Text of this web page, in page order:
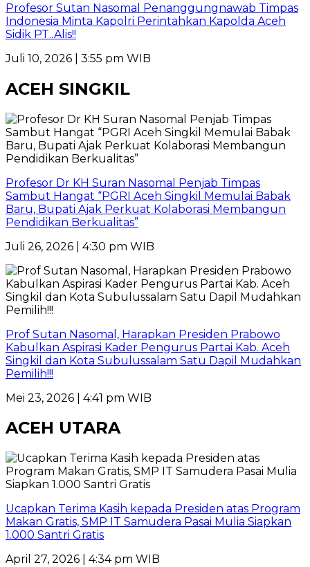
Profesor Sutan Nasomal Penanggungnawab Timpas
Indonesia Minta Kapolri Perintahkan Kapolda Aceh
Sidik PT..Alis!!
Juli 10, 2026 | 3:55 pm WIB
ACEH SINGKIL
Profesor Dr KH Suran Nasomal Penjab Timpas
Sambut Hangat “PGRI Aceh Singkil Memulai Babak
Baru, Bupati Ajak Perkuat Kolaborasi Membangun
Pendidikan Berkualitas”
Juli 26, 2026 | 4:30 pm WIB
Prof Sutan Nasomal, Harapkan Presiden Prabowo
Kabulkan Aspirasi Kader Pengurus Partai Kab. Aceh
Singkil dan Kota Subulussalam Satu Dapil Mudahkan
Pemilih!!!
Mei 23, 2026 | 4:41 pm WIB
ACEH UTARA
Ucapkan Terima Kasih kepada Presiden atas Program
Makan Gratis, SMP IT Samudera Pasai Mulia Siapkan
1.000 Santri Gratis
April 27, 2026 | 4:34 pm WIB